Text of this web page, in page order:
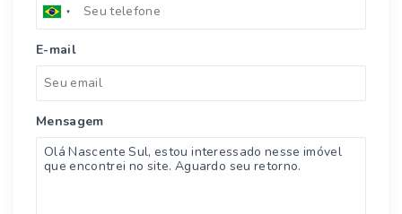
E-mail
Mensagem